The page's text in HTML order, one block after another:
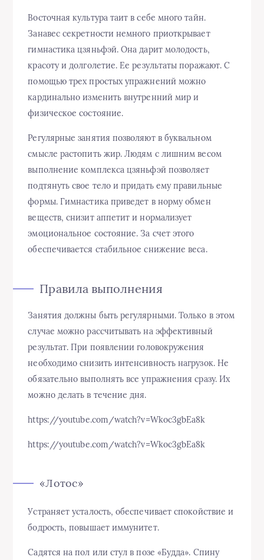
Восточная культура таит в себе много тайн.
Занавес секретности немного приоткрывает
гимнастика цзяньфэй. Она дарит молодость,
красоту и долголетие. Ее результаты поражают. С
помощью трех простых упражнений можно
кардинально изменить внутренний мир и
физическое состояние.
Регулярные занятия позволяют в буквальном
смысле растопить жир. Людям с лишним весом
выполнение комплекса цзяньфэй позволяет
подтянуть свое тело и придать ему правильные
формы. Гимнастика приведет в норму обмен
веществ, снизит аппетит и нормализует
эмоциональное состояние. За счет этого
обеспечивается стабильное снижение веса.
Правила выполнения
Занятия должны быть регулярными. Только в этом
случае можно рассчитывать на эффективный
результат. При появлении головокружения
необходимо снизить интенсивность нагрузок. Не
обязательно выполнять все упражнения сразу. Их
можно делать в течение дня.
https://youtube.com/watch?v=Wkoc3gbEa8k
https://youtube.com/watch?v=Wkoc3gbEa8k
«Лотос»
Устраняет усталость, обеспечивает спокойствие и
бодрость, повышает иммунитет.
Садятся на пол или стул в позе «Будда». Спину